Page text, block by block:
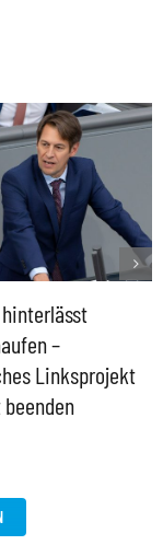
–
Linksprojekt